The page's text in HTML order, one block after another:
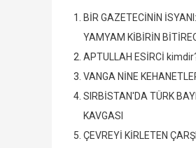
BİR GAZETECİNİN
YAMYAM KİBİRİN
APTULLAH ESİRCİ
VANGA NİNE
SIRBİSTAN'DA TÜRK
KAVGASI
ÇEVREYİ KİRLETEN